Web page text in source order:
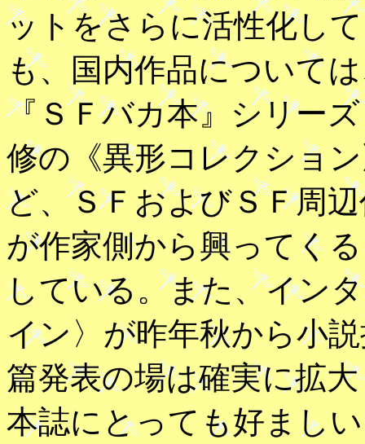
ットをさらに活性化し
も、国内作品について
『ＳＦバカ本』シリー
修の《異形コレクショ
ど、ＳＦおよびＳＦ周
が作家側から興ってく
している。また、イン
イン〉が昨年秋から小
篇発表の場は確実に拡
本誌にとっても好まし